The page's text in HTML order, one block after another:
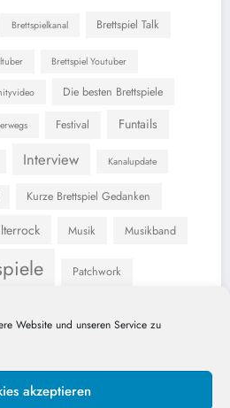
Website und unseren Service zu
akzeptieren
Brettspielkanal Brettspiel Talk
Brettspiel Youtuber
Die besten Brettspiele
Festival Funtails
Interview Kanalupdate
Kurze Brettspiel Gedanken
Musik Musikband
Patchwork
Unmatched